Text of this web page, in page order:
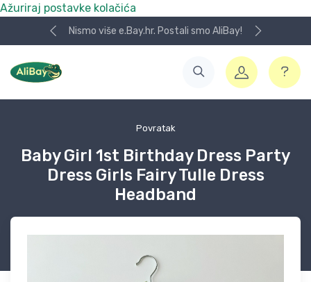
Ažuriraj postavke kolačića
Nismo više e.Bay.hr. Postali smo AliBay!
Povratak
Baby Girl 1st Birthday Dress Party
Dress Girls Fairy Tulle Dress
Headband